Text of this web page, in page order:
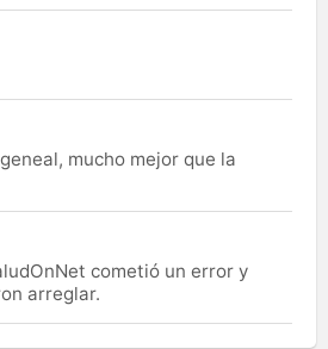
mucho mejor que la
cometió un error y
arreglar.